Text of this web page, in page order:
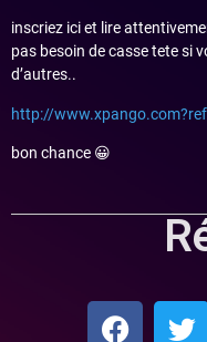
inscriez ici et lire
pas besoin de casse tete si
d’autres..
http://
bon chance 😀